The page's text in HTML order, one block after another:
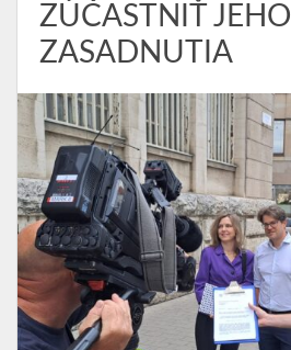
ZÚČASTNIŤ JEHO
ZASADNUTIA